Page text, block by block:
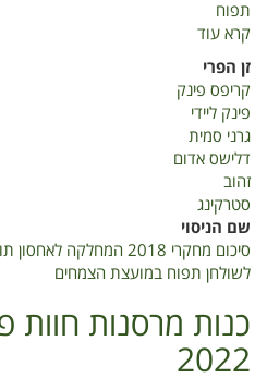
תפוח
קרא עוד
2018
לאחסון
תוצרת
מוגש
לשולחן
תפוח
הצמחים
זן הפרי
קריפס פינק
פינק ליידי
גרני סמית
דלישס אדום
זהוב
סטרקינג
שם הניסוי
סיכום מחקרי 2018
לשולחן תפוח במועצת הצמחים
כנות מרסנות חוות
2022